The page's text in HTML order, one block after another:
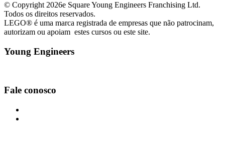
© Copyright 2026e Square Young Engineers Franchising Ltd.
Todos os direitos reservados.
LEGO® é uma marca registrada de empresas que não patrocinam,
autorizam ou apoiam estes cursos ou este site.
Young Engineers
Fale conosco